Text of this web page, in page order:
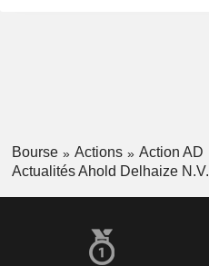
Bourse Actions
Action AD
Actualités Ahold Delhaize N.V.